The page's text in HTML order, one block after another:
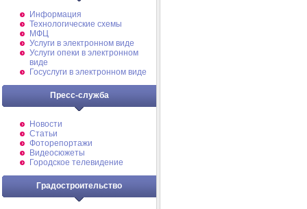
Информация
Технологические схемы
МФЦ
Услуги в электронном виде
Услуги опеки в электронном
виде
Госуслуги в электронном виде
Пресс-служба
Новости
Статьи
Фоторепортажи
Видеосюжеты
Городское телевидение
Градостроительство